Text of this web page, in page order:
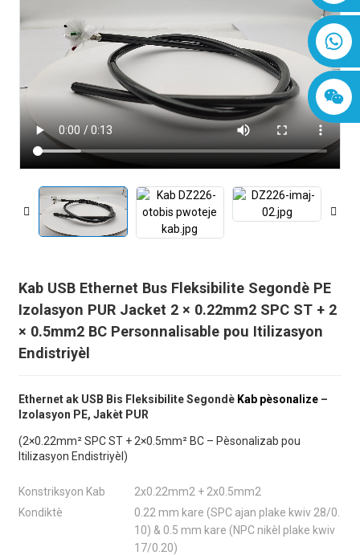
8618019377761
Kab USB Ethernet Bus Fleksibilite Segondè PE
Izolasyon PUR Jacket 2 × 0.22mm2 SPC ST + 2
× 0.5mm2 BC Personnalisable pou Itilizasyon
Endistriyèl
Ethernet ak USB Bis Fleksibilite Segondè Kab pèsonalize–
Izolasyon PE, Jakèt PUR
(2×0.22mm² SPC ST + 2×0.5mm² BC – Pèsonalizab pou
Itilizasyon Endistriyèl)
Konstriksyon Kab
2x0.22mm2 + 2x0.5mm2
Kondiktè
0.22 mm kare (SPC ajan plake kwiv 28/0.
10) & 0.5 mm kare (NPC nikèl plake kwiv
17/0.20)